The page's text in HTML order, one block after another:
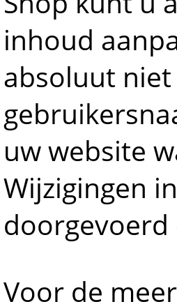
inhoud
absoluut
uw website
Wijzigingen
Voor de